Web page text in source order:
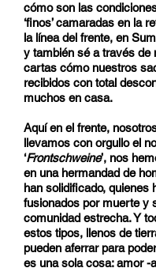
cómo son las
‘finos’ camaradas en la
la línea del frente, en
y también sé a través de
cartas cómo nuestros
recibidos con total
muchos en casa.
Aquí en el frente,
llevamos con orgullo el
‘Frontschweine’, nos
en una hermandad de
han solidificado, quienes
fusionados por muerte y
comunidad estrecha. Y
estos tipos, llenos de
pueden aferrar para
es una sola cosa: amor -